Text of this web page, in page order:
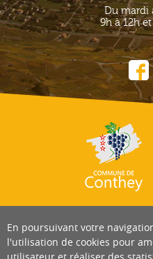
Du mardi
9h à 12h
En poursuivant votre
l'utilisation de cookies pour